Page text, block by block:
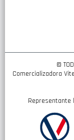
©
Comercializadora
Representante